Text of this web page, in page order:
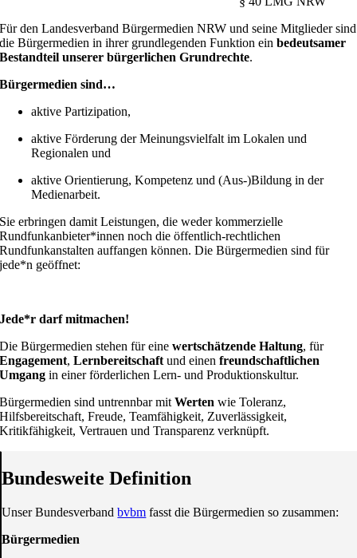
Für den Landesverband Bürgermedien NRW und seine Mitglieder sind
die Bürgermedien in ihrer grundlegenden Funktion einbedeutsamer
Bestandteil unserer bürgerlichen Grundrechte.
Bürgermedien sind…
aktive Partizipation,
aktive Förderung der Meinungsvielfalt im Lokalen und
Regionalen und
aktive Orientierung, Kompetenz und (Aus-)Bildung in der
Medienarbeit.
Sie erbringen damit Leistungen, die weder kommerzielle
Rundfunkanbieter*innen noch die öffentlich-rechtlichen
Rundfunkanstalten auffangen können. Die Bürgermedien sind für
jede*n geöffnet:
Jede*r darf mitmachen!
Die Bürgermedien stehen für einewertschätzende Haltung, für
Engagement,Lernbereitschaft und einenfreundschaftlichen
Umgang in einer förderlichen Lern- und Produktionskultur.
Bürgermedien sind untrennbar mitWerten wie Toleranz,
Hilfsbereitschaft, Freude, Teamfähigkeit, Zuverlässigkeit,
Kritikfähigkeit, Vertrauen und Transparenz verknüpft.
Bundesweite Definition
Unser Bundesverbandbvbm fasst die Bürgermedien so zusammen:
Bürgermedien